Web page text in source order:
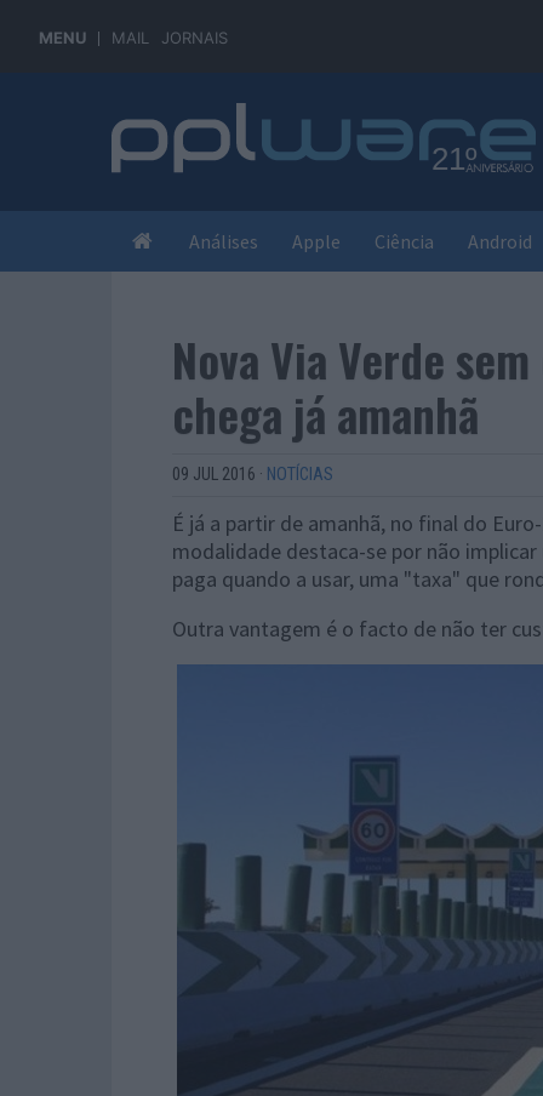
MENU MAIL JORNAIS
Análises Apple Ciência Android
Nova Via Verde
chega já amanhã
09 JUL 2016 · NOTÍCIAS
É já a partir de amanhã, no final do
modalidade destaca-se por não
paga quando a usar, uma "taxa" que
Outra vantagem é o facto de não ter